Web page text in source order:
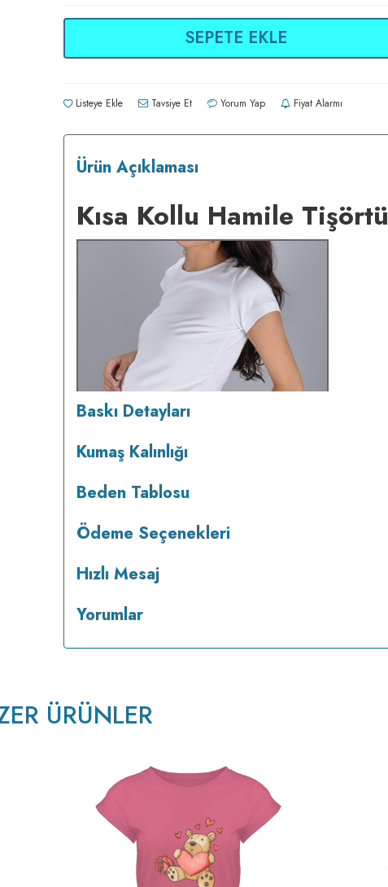
SEPETE EKLE
Listeye Ekle Tavsiye Et Yorum Yap Fiyat Alarmı
Ürün Açıklaması
Kısa Kollu Hamile Tişörtü
Baskı Detayları
Kumaş Kalınlığı
Beden Tablosu
Ödeme Seçenekleri
Hızlı Mesaj
Yorumlar
ÜRÜNLER